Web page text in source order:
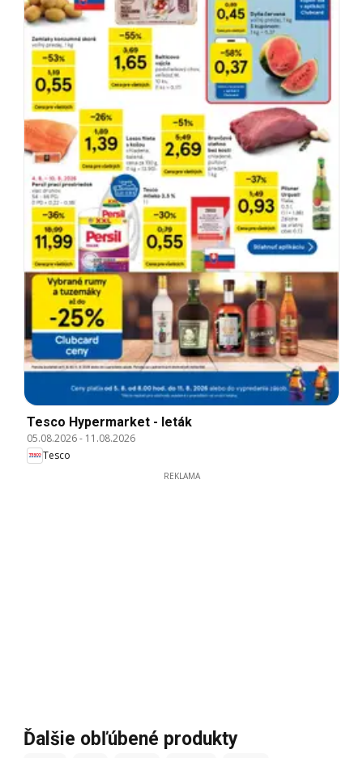
Tesco Hypermarket - leták
05.08.2026- 11.08.2026
Tesco
REKLAMA
Ďalšie obľúbené produkty